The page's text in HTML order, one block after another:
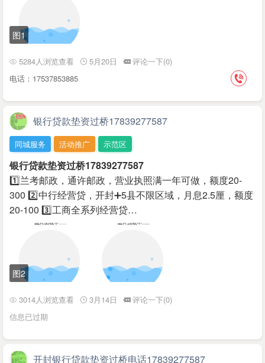
图1
5284人浏览查看 5月20日
评论一下(0)
电话：17537853885
银行贷款垫资过桥17839277587
同城服务 活动推广 示范区
银行贷款垫资过桥17839277587
1️⃣兰考邮政，通许邮政，营业执照满一年可做，额度20-
300 2️⃣中行经营贷，开封➕5县不限区域，月息2.5厘，额度
20-100 3️⃣工商全系列经营贷…
图2
3014人浏览查看 3月14日
评论一下(0)
信息已过期
开封银行贷款垫资过桥电话17839277587